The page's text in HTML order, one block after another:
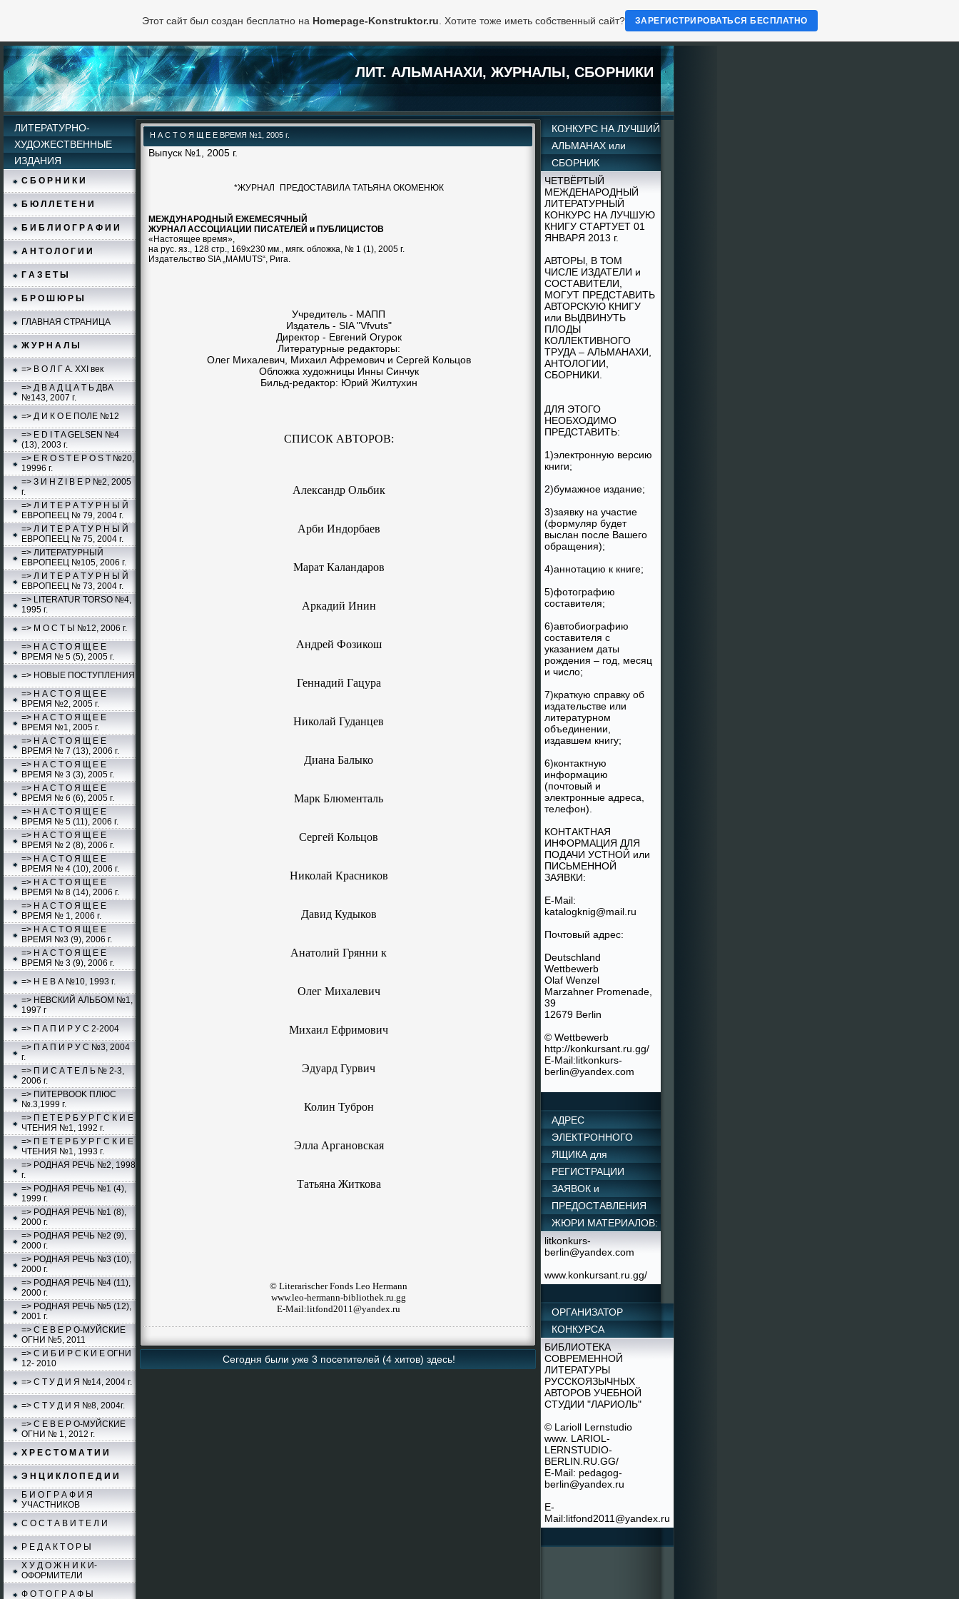
ЛИТ. АЛЬМАНАХИ, ЖУРНАЛЫ, СБОРНИКИ
ЛИТЕРАТУРНО-
ХУДОЖЕСТВЕННЫЕ
ИЗДАНИЯ
С Б О Р Н И К И
Б Ю Л Л Е Т Е Н И
Б И Б Л И О Г Р А Ф И И
А Н Т О Л О Г И И
Г А З Е Т Ы
Б Р О Ш Ю Р Ы
ГЛАВНАЯ СТРАНИЦА
Ж У Р Н А Л Ы
=> В О Л Г А. XXI век
=> Д В А Д Ц А Т Ь ДВА
№143, 2007 г.
=> Д И К О Е ПОЛЕ №12
=> E D I T A GELSEN №4
(13), 2003 г.
=> E R O S T E P O S T №20,
19996 г.
=> З И Н Z I В Е Р №2, 2005
г.
=> Л И Т Е Р А Т У Р Н Ы Й
ЕВРОПЕЕЦ № 79, 2004 г.
=> Л И Т Е Р А Т У Р Н Ы Й
ЕВРОПЕЕЦ № 75, 2004 г.
=> ЛИТЕРАТУРНЫЙ
ЕВРОПЕЕЦ №105, 2006 г.
=> Л И Т Е Р А Т У Р Н Ы Й
ЕВРОПЕЕЦ № 73, 2004 г.
=> LITERATUR TORSO №4,
1995 г.
=> М О С Т Ы №12, 2006 г.
=> Н А С Т О Я Щ Е Е
ВРЕМЯ № 5 (5), 2005 г.
=> НОВЫЕ ПОСТУПЛЕНИЯ
=> Н А С Т О Я Щ Е Е
ВРЕМЯ №2, 2005 г.
=> Н А С Т О Я Щ Е Е
ВРЕМЯ №1, 2005 г.
=> Н А С Т О Я Щ Е Е
ВРЕМЯ № 7 (13), 2006 г.
=> Н А С Т О Я Щ Е Е
ВРЕМЯ № 3 (3), 2005 г.
=> Н А С Т О Я Щ Е Е
ВРЕМЯ № 6 (6), 2005 г.
=> Н А С Т О Я Щ Е Е
ВРЕМЯ № 5 (11), 2006 г.
=> Н А С Т О Я Щ Е Е
ВРЕМЯ № 2 (8), 2006 г.
=> Н А С Т О Я Щ Е Е
ВРЕМЯ № 4 (10), 2006 г.
=> Н А С Т О Я Щ Е Е
ВРЕМЯ № 8 (14), 2006 г.
=> Н А С Т О Я Щ Е Е
ВРЕМЯ № 1, 2006 г.
=> Н А С Т О Я Щ Е Е
ВРЕМЯ №3 (9), 2006 г.
=> Н А С Т О Я Щ Е Е
ВРЕМЯ № 3 (9), 2006 г.
=> Н Е В А №10, 1993 г.
=> НЕВСКИЙ АЛЬБОМ №1,
1997 г
=> П А П И Р У С 2-2004
=> П А П И Р У С №3, 2004
г.
=> П И С А Т Е Л Ь № 2-3,
2006 г.
=> ПИТЕРBOOK ПЛЮС
№.3,1999 г.
=> П Е Т Е Р Б У Р Г С К И Е
ЧТЕНИЯ №1, 1992 г.
=> П Е Т Е Р Б У Р Г С К И Е
ЧТЕНИЯ №1, 1993 г.
=> РОДНАЯ РЕЧЬ №2, 1998
г.
=> РОДНАЯ РЕЧЬ №1 (4),
1999 г.
=> РОДНАЯ РЕЧЬ №1 (8),
2000 г.
=> РОДНАЯ РЕЧЬ №2 (9),
2000 г.
=> РОДНАЯ РЕЧЬ №3 (10),
2000 г.
=> РОДНАЯ РЕЧЬ №4 (11),
2000 г.
=> РОДНАЯ РЕЧЬ №5 (12),
2001 г.
=> С Е В Е Р О-МУЙСКИЕ
ОГНИ №5, 2011
=> С И Б И Р С К И Е ОГНИ
12- 2010
=> С Т У Д И Я №14, 2004 г.
=> С Т У Д И Я №8, 2004г.
=> С Е В Е Р О-МУЙСКИЕ
ОГНИ № 1, 2012 г.
Х Р Е С Т О М А Т И И
Э Н Ц И К Л О П Е Д И И
Б И О Г Р А Ф И Я
УЧАСТНИКОВ
С О С Т А В И Т Е Л И
Р Е Д А К Т О Р Ы
Х У Д О Ж Н И К И-
ОФОРМИТЕЛИ
Ф О Т О Г Р А Ф Ы
Н А С Т О Я Щ Е Е ВРЕМЯ №1, 2005 г.
Выпуск №1, 2005 г.
*ЖУРНАЛ ПРЕДОСТАВИЛА ТАТЬЯНА ОКОМЕНЮК
МЕЖДУНАРОДНЫЙ ЕЖЕМЕСЯЧНЫЙ
ЖУРНАЛ АССОЦИАЦИИ ПИСАТЕЛЕЙ и ПУБЛИЦИСТОВ
«Настоящее время»,
на рус. яз., 128 стр., 169х230 мм., мягк. обложка, № 1 (1), 2005 г.
Издательство SIA„MAMUTS“, Рига.
Учредитель - МАПП
Издатель - SIA "Vfvuts"
Директор - Евгений Огурок
Литературные редакторы:
Олег Михалевич, Михаил Афремович и Сергей Кольцов
Обложка художницы Инны Синчук
Бильд-редактор: Юрий Жилтухин
СПИСОК АВТОРОВ:
Александр Ольбик
Арби Индорбаев
Марат Каландаров
Аркадий Инин
Андрей Фозикош
Геннадий Гацура
Николай Гуданцев
Диана Балыко
Марк Блюменталь
Сергей Кольцов
Николай Красников
Давид Кудыков
Анатолий Грянни к
Олег Михалевич
Михаил Ефримович
Эдуард Гурвич
Колин Туброн
Элла Аргановская
Татьяна Житкова
© Literarischer Fonds Leo Hermann
www.leo-hermann-bibliothek.ru.gg
E-Mail:litfond2011@yandex.ru
Сегодня были уже 3 посетителей (4 хитов) здесь!
КОНКУРС НА ЛУЧШИЙ
АЛЬМАНАХ или
СБОРНИК
ЧЕТВЁРТЫЙ
МЕЖДЕНАРОДНЫЙ
ЛИТЕРАТУРНЫЙ
КОНКУРС НА ЛУЧШУЮ
КНИГУ СТАРТУЕТ 01
ЯНВАРЯ 2013 г.
АВТОРЫ, В ТОМ
ЧИСЛЕ ИЗДАТЕЛИ и
СОСТАВИТЕЛИ,
МОГУТ ПРЕДСТАВИТЬ
АВТОРСКУЮ КНИГУ
или ВЫДВИНУТЬ
ПЛОДЫ
КОЛЛЕКТИВНОГО
ТРУДА – АЛЬМАНАХИ,
АНТОЛОГИИ,
СБОРНИКИ.
ДЛЯ ЭТОГО
НЕОБХОДИМО
ПРЕДСТАВИТЬ:
1)электронную версию
книги;
2)бумажное издание;
3)заявку на участие
(формуляр будет
выслан после Вашего
обращения);
4)аннотацию к книге;
5)фотографию
составителя;
6)автобиографию
составителя с
указанием даты
рождения – год, месяц
и число;
7)краткую справку об
издательстве или
литературном
объединении,
издавшем книгу;
6)контактную
информацию
(почтовый и
электронные адреса,
телефон).
КОНТАКТНАЯ
ИНФОРМАЦИЯ ДЛЯ
ПОДАЧИ УСТНОЙ или
ПИСЬМЕННОЙ
ЗАЯВКИ:
E-Mail:
katalogknig@mail.ru
Почтовый адрес:
Deutschland
Wettbewerb
Olaf Wenzel
Marzahner Promenade,
39
12679 Berlin
© Wettbewerb
http://konkursant.ru.gg/
E-Mail:litkonkurs-
berlin@yandex.com
АДРЕС
ЭЛЕКТРОННОГО
ЯЩИКА для
РЕГИСТРАЦИИ
ЗАЯВОК и
ПРЕДОСТАВЛЕНИЯ
ЖЮРИ МАТЕРИАЛОВ:
litkonkurs-
berlin@yandex.com
www.konkursant.ru.gg/
ОРГАНИЗАТОР
КОНКУРСА
БИБЛИОТЕКА
СОВРЕМЕННОЙ
ЛИТЕРАТУРЫ
РУССКОЯЗЫЧНЫХ
АВТОРОВ УЧЕБНОЙ
СТУДИИ "ЛАРИОЛЬ"
© Larioll Lernstudio
www. LARIOL-
LERNSTUDIO-
BERLIN.RU.GG/
E-Mail: pedagog-
berlin@yandex.ru
E-
Mail:litfond2011@yandex.ru
Этот сайт был создан бесплатно на Homepage-Konstruktor.ru . Хотите тоже иметь собственный сайт? ЗАРЕГИСТРИРОВАТЬСЯ БЕСПЛАТНО